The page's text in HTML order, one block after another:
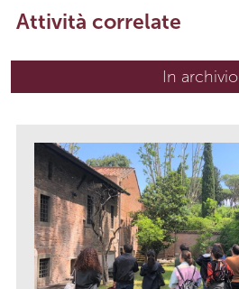
Attività correlate
In archivio